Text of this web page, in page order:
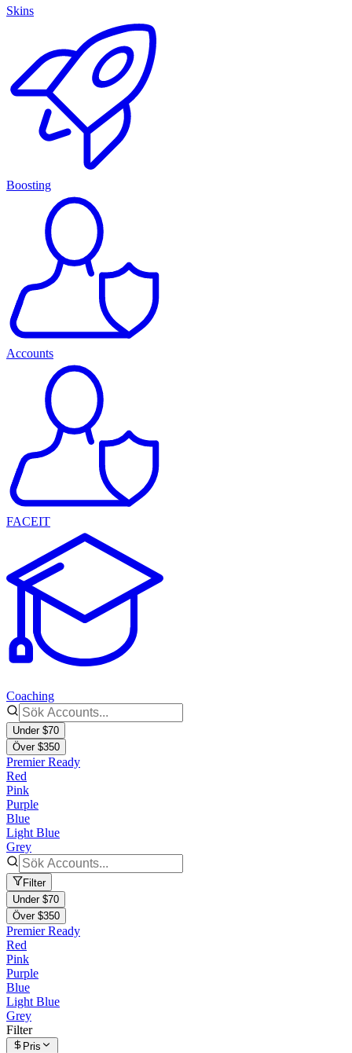
Skins
Boosting
Accounts
FACEIT
Coaching
Under $70
Över $350
Premier Ready
Red
Pink
Purple
Blue
Light Blue
Grey
Filter
Under $70
Över $350
Premier Ready
Red
Pink
Purple
Blue
Light Blue
Grey
Filter
Pris